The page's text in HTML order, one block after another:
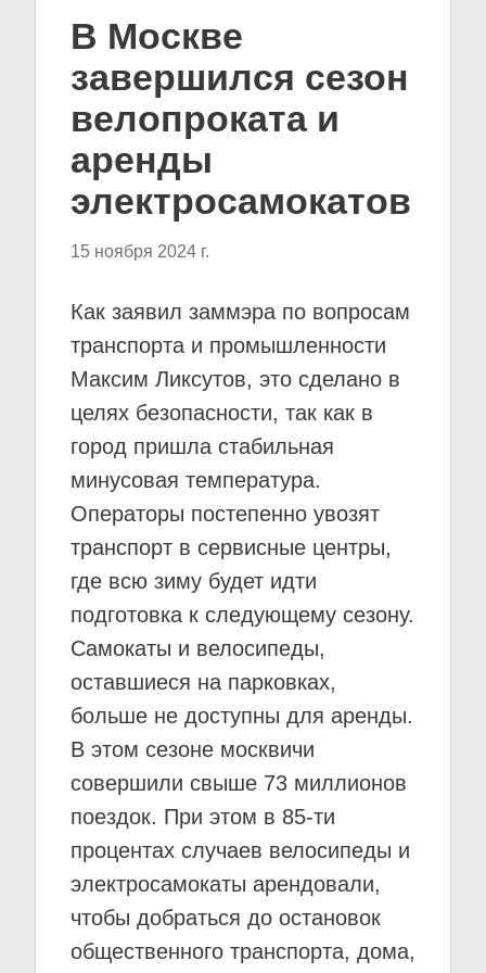
В Москве
завершился сезон
велопроката и
аренды
электросамокатов
15 ноября 2024 г.
Как заявил заммэра по вопросам
транспорта и промышленности
Максим Ликсутов, это сделано в
целях безопасности, так как в
город пришла стабильная
минусовая температура.
Операторы постепенно увозят
транспорт в сервисные центры,
где всю зиму будет идти
подготовка к следующему сезону.
Самокаты и велосипеды,
оставшиеся на парковках,
больше не доступны для аренды.
В этом сезоне москвичи
совершили свыше 73 миллионов
поездок. При этом в 85-ти
процентах случаев велосипеды и
электросамокаты арендовали,
чтобы добраться до остановок
общественного транспорта, дома,